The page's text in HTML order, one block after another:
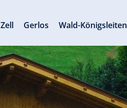
Zell Gerlos Wald-Königsleiten